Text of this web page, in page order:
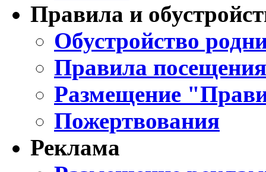
Правила и
Обустройство
Правила
Размещение
Пожертвования
Реклама